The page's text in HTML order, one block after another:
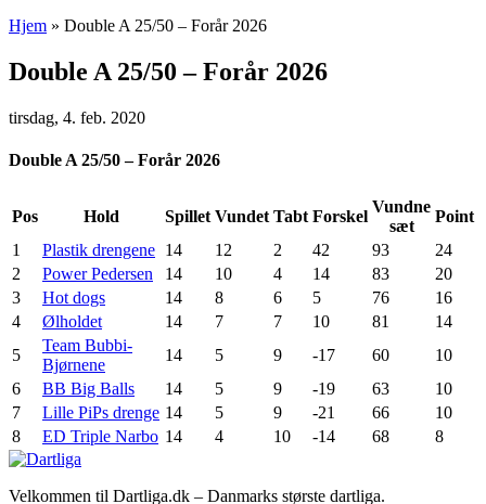
Hjem » Double A 25/50 – Forår 2026
Double A 25/50 – Forår 2026
tirsdag, 4. feb. 2020
Double A 25/50 – Forår 2026
Pos Hold Spillet Vundet Tabt Forskel
Vundne
sæt
Point
1
Plastik drengene 14 12 2 42 93
24
2
Power Pedersen 14 10 4 14 83
20
3
Hot dogs 14 8 6 5 76
16
4
Ølholdet 14 7 7 10 81
14
5
Team Bubbi-
Bjørnene
14 5 9 -17 60
10
6
BB Big Balls 14 5 9 -19 63
10
7
Lille PiPs drenge 14 5 9 -21 66
10
8
ED Triple Narbo 14 4 10 -14 68 8
Velkommen til Dartliga.dk – Danmarks største dartliga.